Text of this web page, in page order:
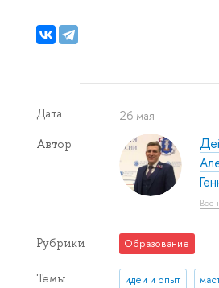
Дата 26 мая
Автор
Все
Рубрики Образование
Темы идеи и опыт